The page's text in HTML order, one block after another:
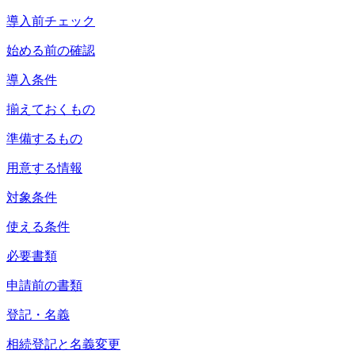
導入前チェック
始める前の確認
導入条件
揃えておくもの
準備するもの
用意する情報
対象条件
使える条件
必要書類
申請前の書類
登記・名義
相続登記と名義変更